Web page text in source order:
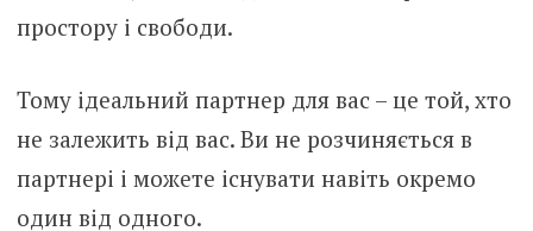
простору і свободи.
Тому ідеальний партнер для вас – це той, хто
не залежить від вас. Ви не розчиняється в
партнері і можете існувати навіть окремо
один від одного.